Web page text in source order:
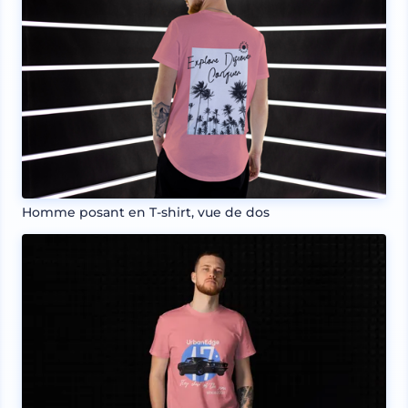
Homme posant en T-shirt, vue de dos